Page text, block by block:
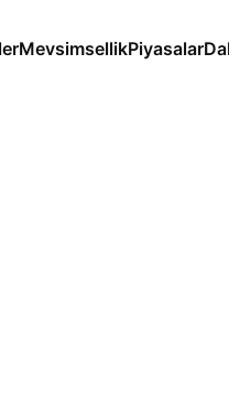
MevsimsellikPiyasalar